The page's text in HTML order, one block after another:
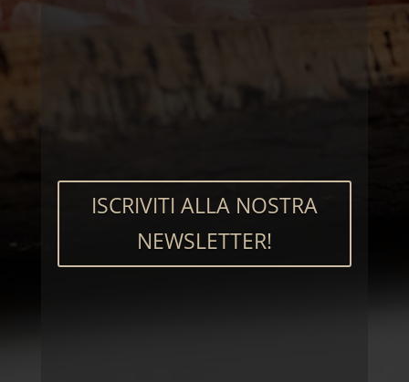
ISCRIVITI ALLA NOSTRA
NEWSLETTER!